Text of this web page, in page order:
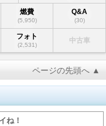
燃費
(5,950)
Q&A
(30)
フォト
(2,531)
中古車
ページの先頭へ ▲
ね！